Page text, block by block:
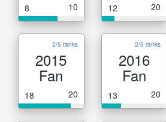
8 10 12 20
2/5 ranks
2015
Fan
18 20
2/5 ranks
2016
Fan
13 20